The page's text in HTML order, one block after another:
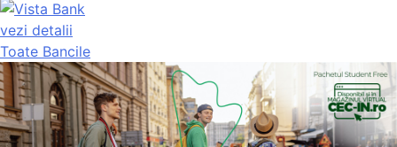
vezi detalii
Toate Bancile